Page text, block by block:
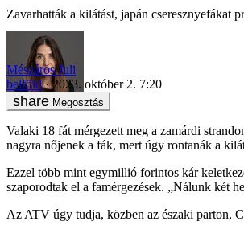
Zavarhatták a kilátást, japán cseresznyefákat
Mészáros Juli
belföld
2023. október 2. 7:20
Megosztás
Valaki 18 fát mérgezett meg a zamárdi
nagyra nőjenek a fák, mert úgy rontanák a
Ezzel több mint egymillió forintos kár
szaporodtak el a famérgezések. „Nálunk két
Az ATV úgy tudja, közben az északi parton,